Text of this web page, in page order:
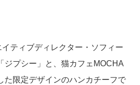
ティブディレクター・ソフィー
ジプシー」と、猫カフェMOCHA
た限定デザインのハンカチーフで